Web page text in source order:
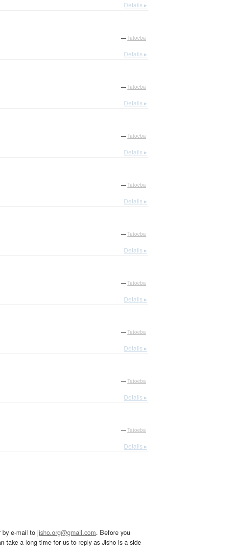
Details ▸
— Tatoeba
Details ▸
— Tatoeba
Details ▸
— Tatoeba
Details ▸
— Tatoeba
Details ▸
— Tatoeba
Details ▸
— Tatoeba
Details ▸
— Tatoeba
Details ▸
— Tatoeba
Details ▸
— Tatoeba
Details ▸
by e-mail to jisho.org@gmail.com. Before you
take a long time for us to reply as Jisho is a side